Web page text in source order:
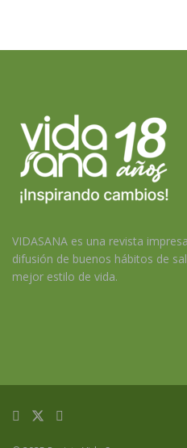
VIDASANA es una revista
difusión de buenos hábitos de
mejor estilo de vida.